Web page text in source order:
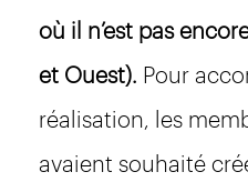
où il n’est pas
et Ouest). Pour
réalisation, les
avaient souhaité